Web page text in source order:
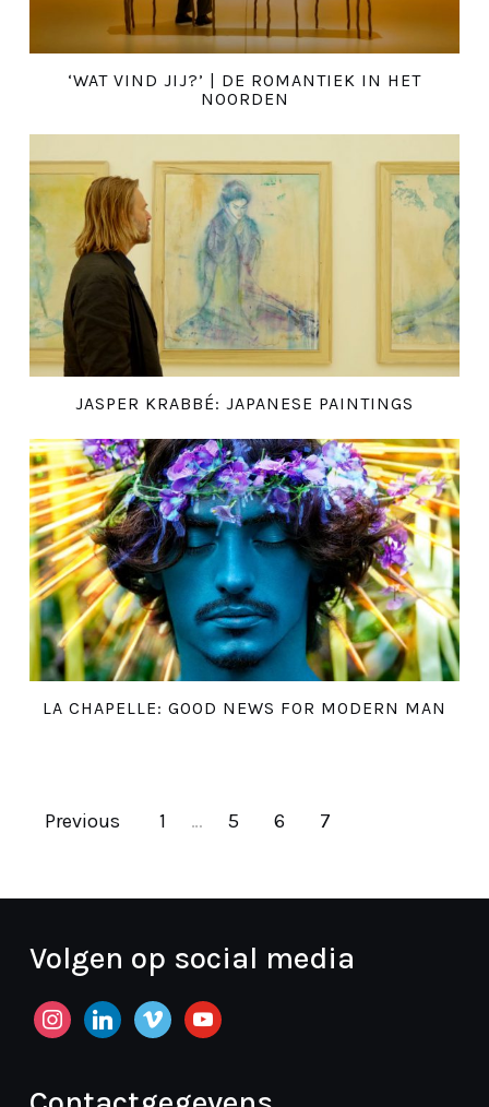
‘WAT VIND JIJ?’ | DE ROMANTIEK IN HET
NOORDEN
JASPER KRABBÉ: JAPANESE PAINTINGS
LA CHAPELLE: GOOD NEWS FOR MODERN MAN
Previous 1 … 5 6 7
Volgen op social media
instagramlinkedinvimeo youtube